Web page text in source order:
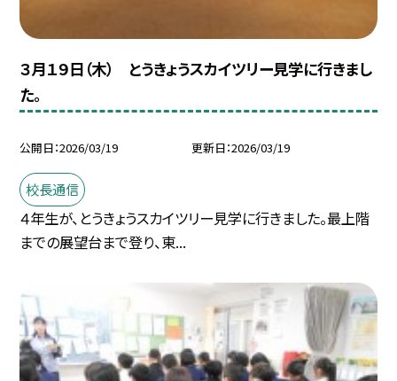
３月１９日（木） とうきょうスカイツリー見学に行きまし
た。
公開日 2026/03/19 更新日 2026/03/19
校長通信
４年生が、とうきょうスカイツリー見学に行きました。最上階
までの展望台まで登り、東...